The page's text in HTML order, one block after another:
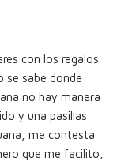
con los regalos
se sabe donde
no hay manera
y una pasillas
me contesta
que me facilito,